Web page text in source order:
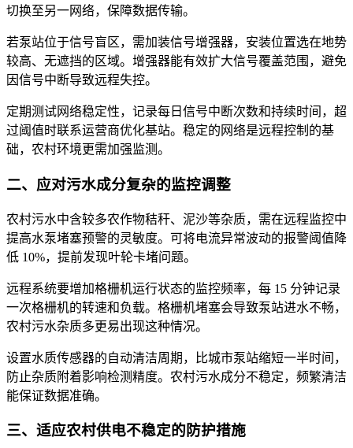
切换至另一网络，保障数据传输。
若泵站位于信号盲区，需加装信号增强器，安装位置选在地势
较高、无遮挡的区域。增强器能有效扩大信号覆盖范围，避免
因信号中断导致远程失控。
定期测试网络稳定性，记录每日信号中断次数和持续时间，超
过阈值时联系运营商优化基站。稳定的网络是远程控制的基
础，农村环境更需加强监测。
二、应对污水成分复杂的监控调整
农村污水中含较多农作物秸秆、泥沙等杂质，需在远程监控中
提高水泵堵塞预警的灵敏度。可将电流异常波动的报警阈值降
低 10%，提前发现叶轮卡堵问题。
远程系统要增加格栅机运行状态的监控频率，每 15 分钟记录
一次格栅机的转速和负载。格栅机堵塞会导致泵站进水不畅，
农村污水杂质多更易出现这种情况。
设置水质传感器的自动清洁周期，比城市泵站缩短一半时间，
防止杂质附着影响检测精度。农村污水成分不稳定，频繁清洁
能保证数据准确。
三、适应农村供电不稳定的防护措施